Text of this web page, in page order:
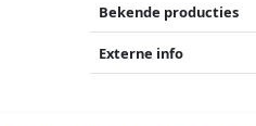
Bekende producties
Externe info